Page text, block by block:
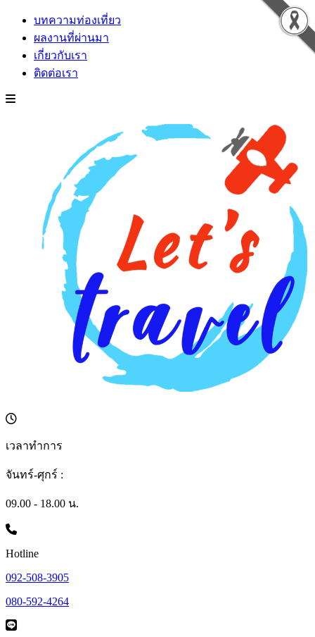
บทความท่องเที่ยว
ผลงานที่ผ่านมา
เกี่ยวกับเรา
ติดต่อเรา
เวลาทำการ
จันทร์-ศุกร์ :
09.00 - 18.00 น.
Hotline
092-508-3905
080-592-4264